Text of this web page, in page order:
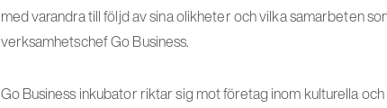
med varandra till följd av sina olikheter och vilka samarbeten
verksamhetschef Go Business.
Go Business inkubator riktar sig mot företag inom kulturella